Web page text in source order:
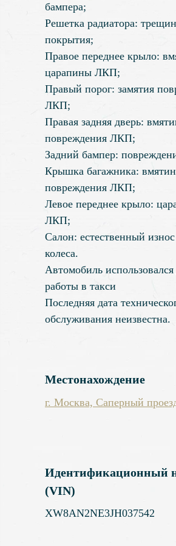
бампера;
Решетка радиатора:
покрытия;
Правое переднее крыло:
царапины ЛКП;
Правый порог: замятия
ЛКП;
Правая задняя дверь:
повреждения ЛКП;
Задний бампер:
Крышка багажника:
повреждения ЛКП;
Левое переднее крыло:
ЛКП;
Салон: естественный износ
колеса.
Автомобиль использовался
работы в такси
Последняя дата
обслуживания неизвестна.
Местонахождение
г. Москва, Саперный
Идентификационный
(VIN)
XW8AN2NE3JH037542